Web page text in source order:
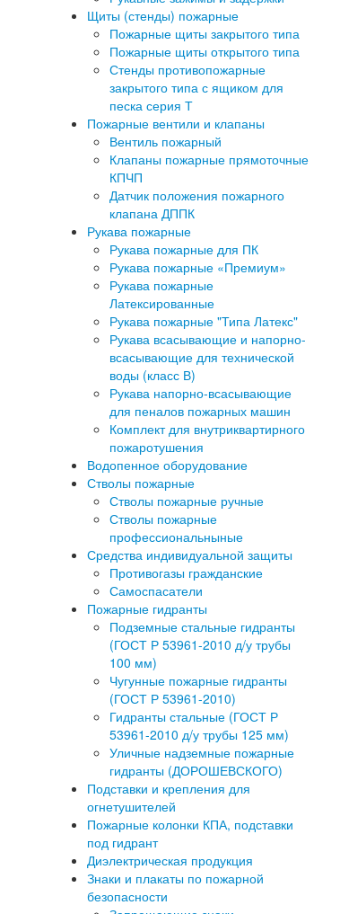
Щиты (стенды) пожарные
Пожарные щиты закрытого типа
Пожарные щиты открытого типа
Стенды противопожарные
закрытого типа с ящиком для
песка серия Т
Пожарные вентили и клапаны
Вентиль пожарный
Клапаны пожарные прямоточные
КПЧП
Датчик положения пожарного
клапана ДППК
Рукава пожарные
Рукава пожарные для ПК
Рукава пожарные «Премиум»
Рукава пожарные
Латексированные
Рукава пожарные "Типа Латекс"
Рукава всасывающие и напорно-
всасывающие для технической
воды (класс В)
Рукава напорно-всасывающие
для пеналов пожарных машин
Комплект для внутриквартирного
пожаротушения
Водопенное оборудование
Стволы пожарные
Стволы пожарные ручные
Стволы пожарные
профессиональныные
Средства индивидуальной защиты
Противогазы гражданские
Самоспасатели
Пожарные гидранты
Подземные стальные гидранты
(ГОСТ Р 53961-2010 д/у трубы
100 мм)
Чугунные пожарные гидранты
(ГОСТ Р 53961-2010)
Гидранты стальные (ГОСТ Р
53961-2010 д/у трубы 125 мм)
Уличные надземные пожарные
гидранты (ДОРОШЕВСКОГО)
Подставки и крепления для
огнетушителей
Пожарные колонки КПА, подставки
под гидрант
Диэлектрическая продукция
Знаки и плакаты по пожарной
безопасности